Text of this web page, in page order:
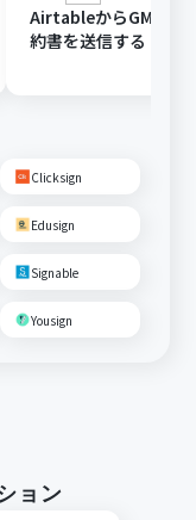
AirtableからGMOサ
約書を送信する
Clicksign
Edusign
Signable
Yousign
ョン